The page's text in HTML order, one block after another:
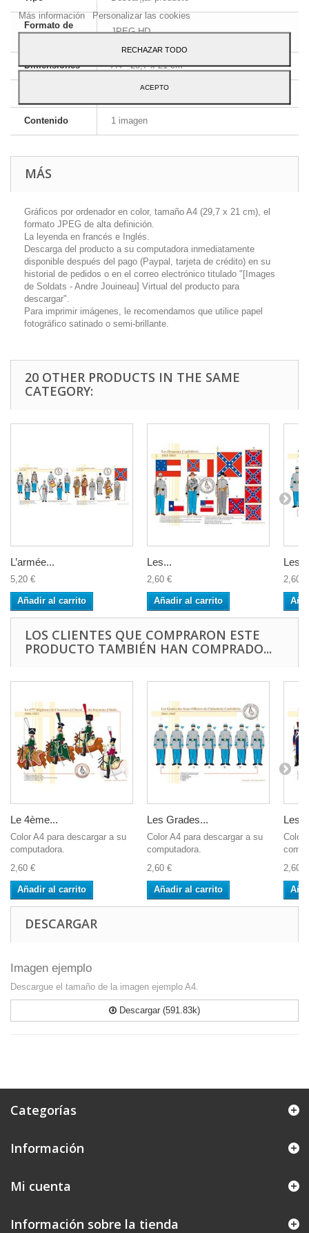
Formato de
JPEG HD
Dimensiones A4 - 29,7 x 21 cm
Inglés y francés
Contenido 1 imagen
MÁS
Gráficos por ordenador en color, tamaño A4 (29,7 x 21 cm), el
formato JPEG de alta definición.
La leyenda en francés e Inglés.
Descarga del producto a su computadora inmediatamente
disponible después del pago (Paypal, tarjeta de crédito) en su
historial de pedidos o en el correo electrónico titulado "[Images
de Soldats - Andre Jouineau] Virtual del producto para
descargar".
Para imprimir imágenes, le recomendamos que utilice papel
fotográfico satinado o semi-brillante.
20 OTHER PRODUCTS IN THE SAME
CATEGORY:
L’armée...
5,20 €
Añadir al carrito
Les...
2,60 €
Añadir al carrito
Les
2,60 €
LOS CLIENTES QUE COMPRARON ESTE
PRODUCTO TAMBIÉN HAN COMPRADO...
Le 4ème...
Color A4 para descargar a su
computadora.
2,60 €
Añadir al carrito
Les Grades...
Color A4 para descargar a su
computadora.
2,60 €
Añadir al carrito
Les
Color
2,60 €
DESCARGAR
Imagen ejemplo
Descargue el tamaño de la imagen ejemplo A4.
Descargar (591.83k)
Categorías
Información
Mi cuenta
Información sobre la tienda
Para dar su consentimiento sobre su uso pulse el botón Acepto.
Más información Personalizar las cookies
RECHAZAR TODO
ACEPTO